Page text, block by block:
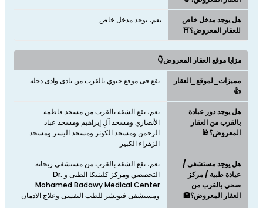
هل يوجد مدخل خاص
للعقار المعروض؟⛩️
نعم، يوجد مدخل خاص
مزايا موقع العقار المعروض👇
مميزات_لموقع_العقار
👍
تقع فى موقع حيوي بالقرب من نادى وادى دجلة
هل يوجد دور عبادة
بالقرب من العقار
المعروض؟🕌
نعم، تقع الشقة بالقرب من مسجد فاطمة
الأنصاري ومسجد آلِ إبراهيم ومسجد عباد
الرحمن ومسجد الكوثر ومسجد اليسر ومسجد
الزهراء الكبير
هل يوجد مستشفى /
عيادة طبية / مركز
صحي بالقرب من
العقار المعروض؟🏥
نعم، تقع الشقة بالقرب من مستشفي ريحانة
التخصصي ومركز كلينيكا الطبى و Dr.
Mohamed Badawy Medical Center
ومستشفى فيوتشر للطب النفسى وعلاج الادمان